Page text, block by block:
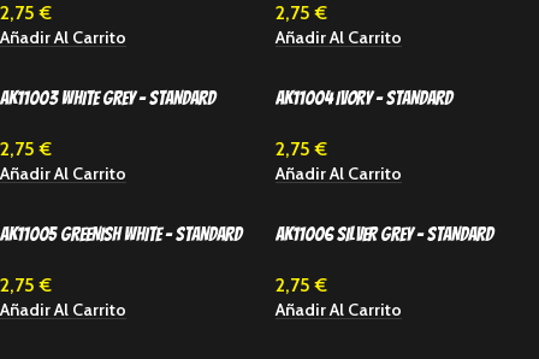
2,75€
Añadir Al Carrito
2,75€
Añadir Al Carrito
AK11003 WHITE GREY – STANDARD
2,75€
Añadir Al Carrito
AK11004 IVORY – STANDARD
2,75€
Añadir Al Carrito
AK11005 GREENISH WHITE – STANDARD
2,75€
Añadir Al Carrito
AK11006 SILVER GREY – STANDARD
2,75€
Añadir Al Carrito